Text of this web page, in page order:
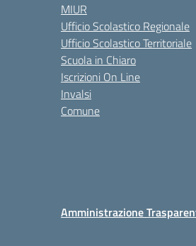
MIUR
Ufficio Scolastico Regionale
Ufficio Scolastico Territoriale
Scuola in Chiaro
Iscrizioni On Line
Invalsi
Comune
Amministrazione